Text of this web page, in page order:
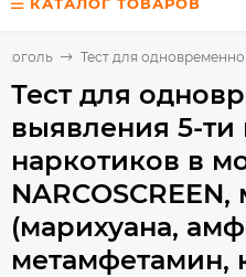
Тест для
Тест для
выявления 5-ти
наркотиков в
(марихуана,
метамфетамин,